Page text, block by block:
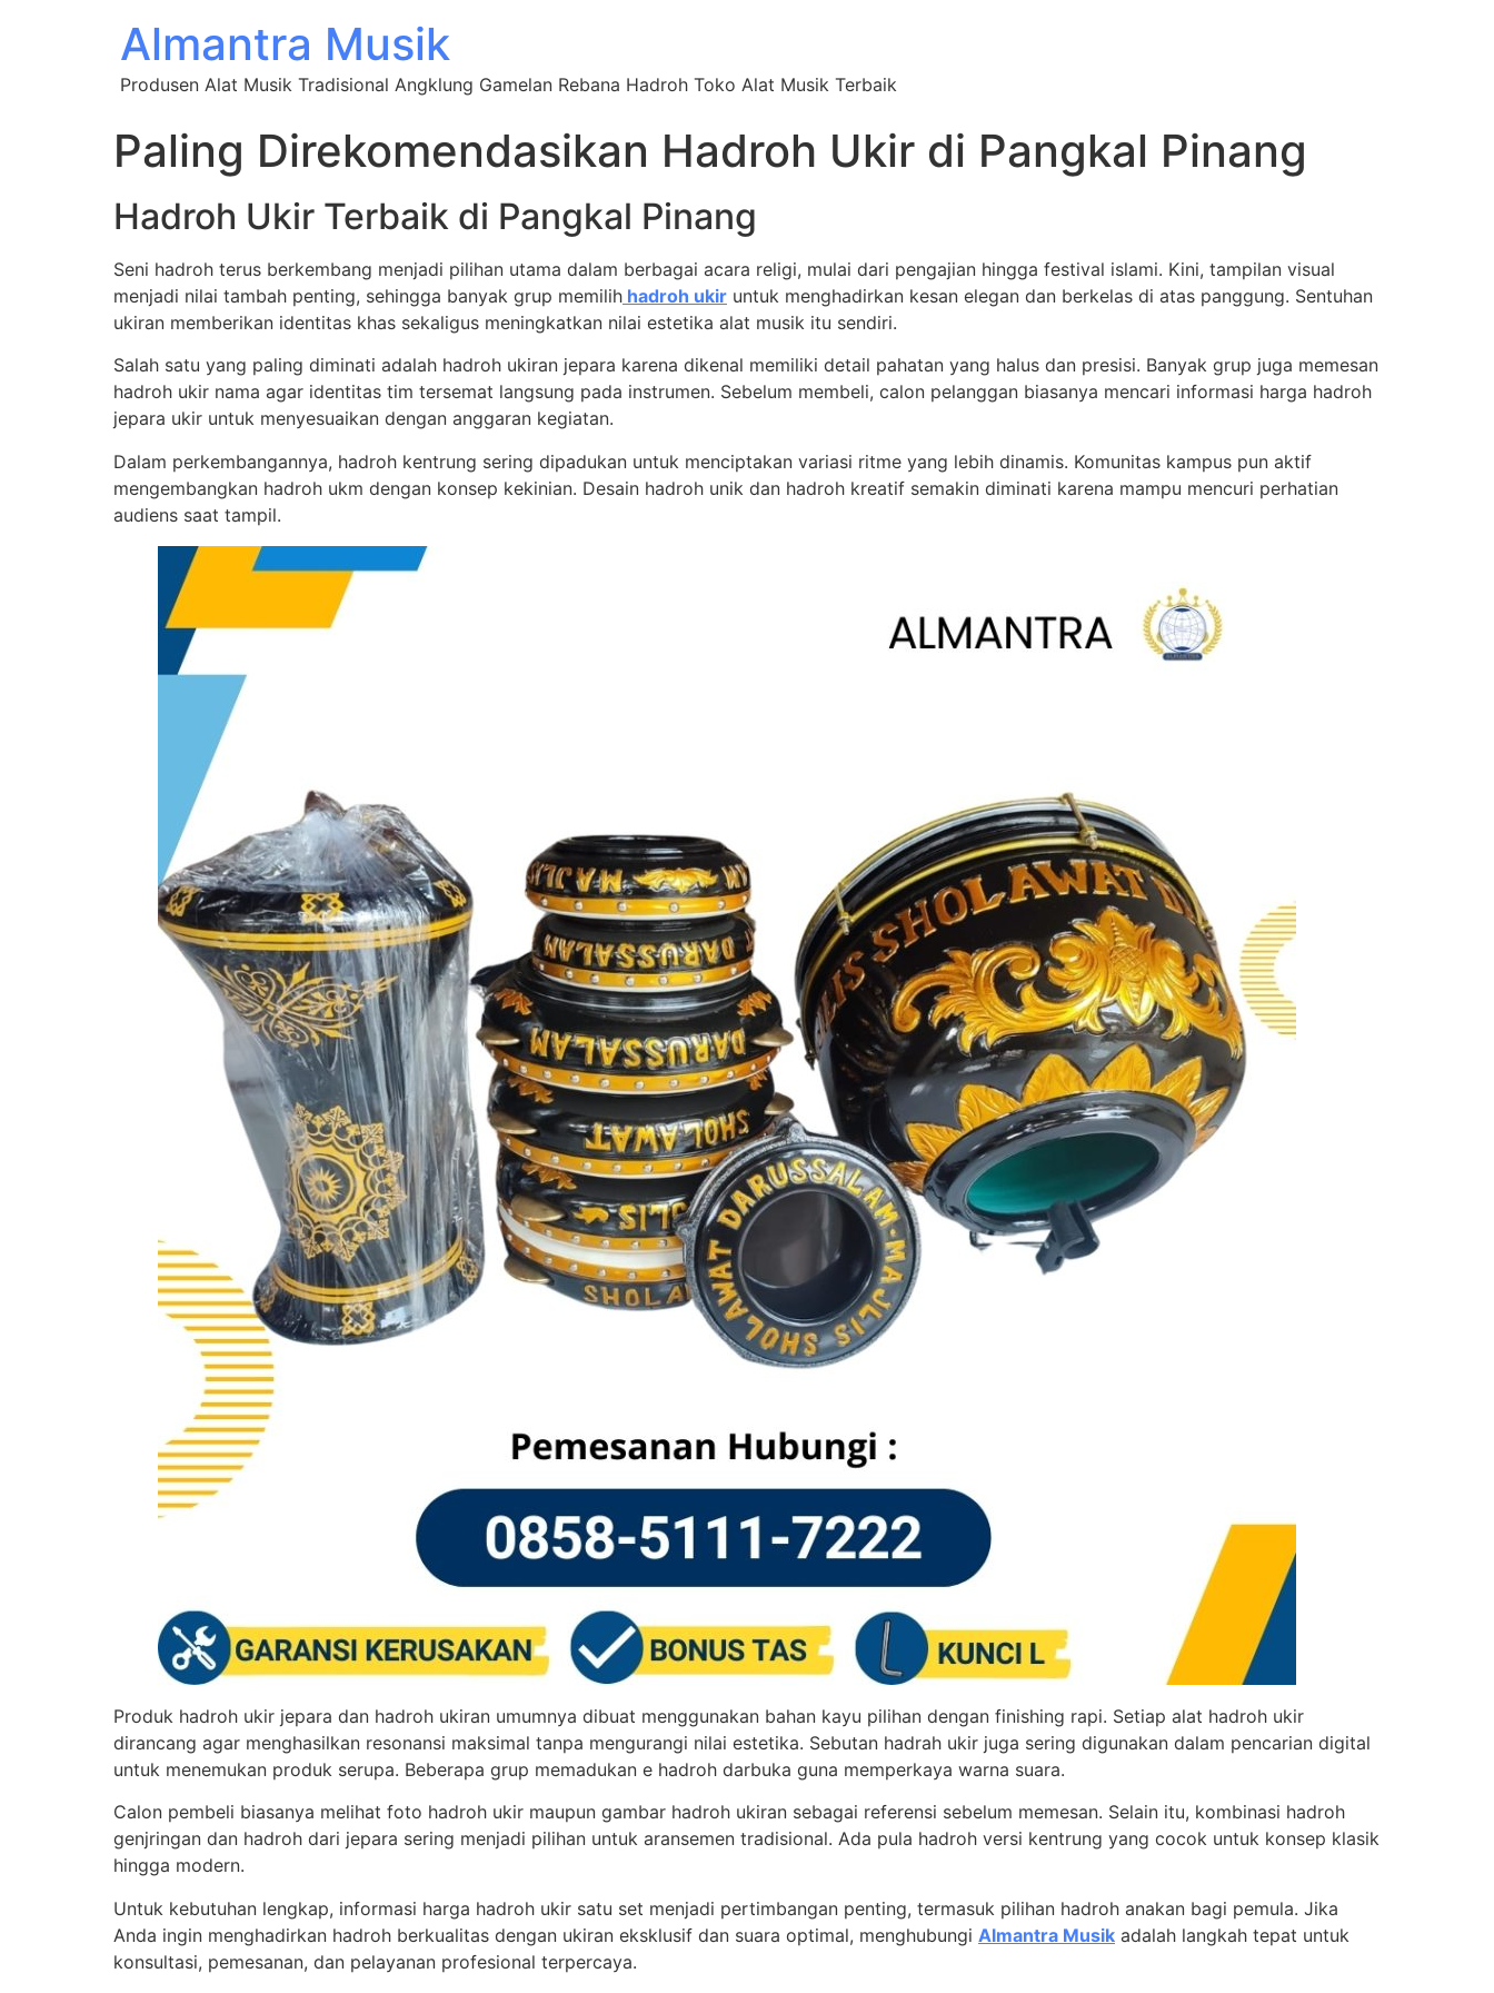
Almantra Musik
Produsen Alat Musik Tradisional Angklung Gamelan Rebana Hadroh Toko Alat Musik Terbaik
Paling Direkomendasikan Hadroh Ukir di Pangkal Pinang
Hadroh Ukir Terbaik di Pangkal Pinang
Seni hadroh terus berkembang menjadi pilihan utama dalam berbagai acara religi, mulai dari pengajian hingga festival islami. Kini, tampilan visual
menjadi nilai tambah penting, sehingga banyak grup memilih hadroh ukir untuk menghadirkan kesan elegan dan berkelas di atas panggung. Sentuhan
ukiran memberikan identitas khas sekaligus meningkatkan nilai estetika alat musik itu sendiri.
Salah satu yang paling diminati adalah hadroh ukiran jepara karena dikenal memiliki detail pahatan yang halus dan presisi. Banyak grup juga memesan
hadroh ukir nama agar identitas tim tersemat langsung pada instrumen. Sebelum membeli, calon pelanggan biasanya mencari informasi harga hadroh
jepara ukir untuk menyesuaikan dengan anggaran kegiatan.
Dalam perkembangannya, hadroh kentrung sering dipadukan untuk menciptakan variasi ritme yang lebih dinamis. Komunitas kampus pun aktif
mengembangkan hadroh ukm dengan konsep kekinian. Desain hadroh unik dan hadroh kreatif semakin diminati karena mampu mencuri perhatian
audiens saat tampil.
Produk hadroh ukir jepara dan hadroh ukiran umumnya dibuat menggunakan bahan kayu pilihan dengan finishing rapi. Setiap alat hadroh ukir
dirancang agar menghasilkan resonansi maksimal tanpa mengurangi nilai estetika. Sebutan hadrah ukir juga sering digunakan dalam pencarian digital
untuk menemukan produk serupa. Beberapa grup memadukan e hadroh darbuka guna memperkaya warna suara.
Calon pembeli biasanya melihat foto hadroh ukir maupun gambar hadroh ukiran sebagai referensi sebelum memesan. Selain itu, kombinasi hadroh
genjringan dan hadroh dari jepara sering menjadi pilihan untuk aransemen tradisional. Ada pula hadroh versi kentrung yang cocok untuk konsep klasik
hingga modern.
Untuk kebutuhan lengkap, informasi harga hadroh ukir satu set menjadi pertimbangan penting, termasuk pilihan hadroh anakan bagi pemula. Jika
Anda ingin menghadirkan hadroh berkualitas dengan ukiran eksklusif dan suara optimal, menghubungi Almantra Musik adalah langkah tepat untuk
konsultasi, pemesanan, dan pelayanan profesional terpercaya.